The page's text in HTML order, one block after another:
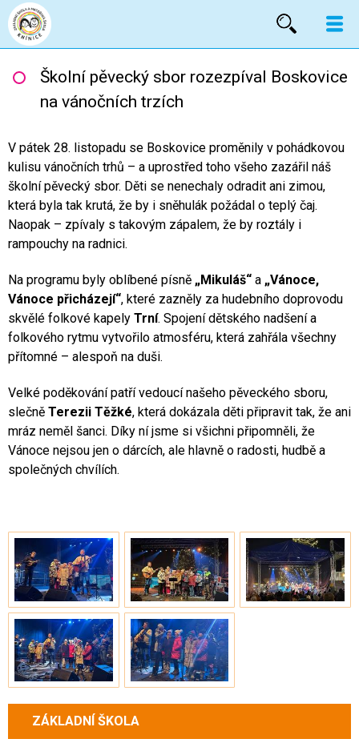
Školní pěvecký sbor rozezpíval Boskovice
na vánočních trzích
V pátek 28. listopadu se Boskovice proměnily v pohádkovou
kulisu vánočních trhů – a uprostřed toho všeho zazářil náš
školní pěvecký sbor. Děti se nenechaly odradit ani zimou,
která byla tak krutá, že by i sněhulák požádal o teplý čaj.
Naopak – zpívaly s takovým zápalem, že by roztály i
rampouchy na radnici.
Na programu byly oblíbené písně „Mikuláš“ a „Vánoce,
Vánoce přicházejí“, které zazněly za hudebního doprovodu
skvělé folkové kapely Trní. Spojení dětského nadšení a
folkového rytmu vytvořilo atmosféru, která zahřála všechny
přítomné – alespoň na duši.
Velké poděkování patří vedoucí našeho pěveckého sboru,
slečně Terezii Těžké, která dokázala děti připravit tak, že ani
mráz neměl šanci. Díky ní jsme si všichni připomněli, že
Vánoce nejsou jen o dárcích, ale hlavně o radosti, hudbě a
společných chvílích.
ZÁKLADNÍ ŠKOLA